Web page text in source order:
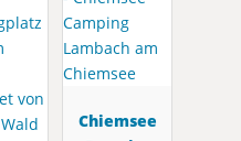
Chiemsee